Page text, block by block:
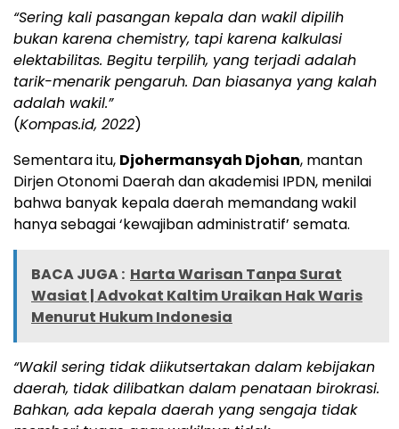
“Sering kali pasangan kepala dan wakil dipilih
bukan karena chemistry, tapi karena kalkulasi
elektabilitas. Begitu terpilih, yang terjadi adalah
tarik-menarik pengaruh. Dan biasanya yang kalah
adalah wakil.”
(Kompas.id, 2022)
Sementara itu, Djohermansyah Djohan, mantan
Dirjen Otonomi Daerah dan akademisi IPDN, menilai
bahwa banyak kepala daerah memandang wakil
hanya sebagai ‘kewajiban administratif’ semata.
BACA JUGA : Harta Warisan Tanpa Surat
Wasiat | Advokat Kaltim Uraikan Hak Waris
Menurut Hukum Indonesia
“Wakil sering tidak diikutsertakan dalam kebijakan
daerah, tidak dilibatkan dalam penataan birokrasi.
Bahkan, ada kepala daerah yang sengaja tidak